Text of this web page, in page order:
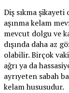
Diş sıkma
aşınma kelam
mevcut dolgu ve
dışında daha az
olabilir. Birçok
ağrı ya da
ayrıyeten sabah
kelam hususudur.